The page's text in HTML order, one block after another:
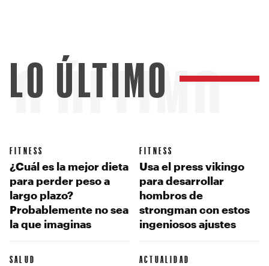
ÚLTIMO
LO ÚLTIMO
FITNESS
¿Cuál es la mejor dieta
para perder peso a
largo plazo?
Probablemente no sea
la que imaginas
FITNESS
Usa el press vikingo
para desarrollar
hombros de
strongman con estos
ingeniosos ajustes
SALUD ACTUALIDAD